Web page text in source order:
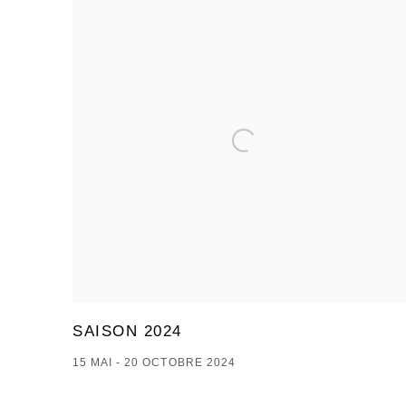
SAISON 2024
15 MAI - 20 OCTOBRE 2024